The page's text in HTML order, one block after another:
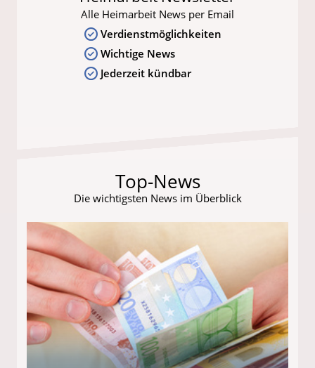
Alle Heimarbeit News per Email
Verdienstmöglichkeiten
Wichtige News
Jederzeit kündbar
Top-News
Die wichtigsten News im Überblick